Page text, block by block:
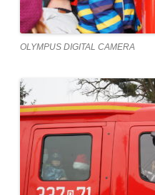
OLYMPUS DIGITAL CAMERA